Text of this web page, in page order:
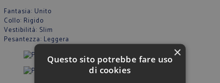
Fantasia: Unito
Collo: Rigido
Vestibilità: Slim
Pesantezza: Leggera
×
Questo sito potrebbe fare uso
di cookies